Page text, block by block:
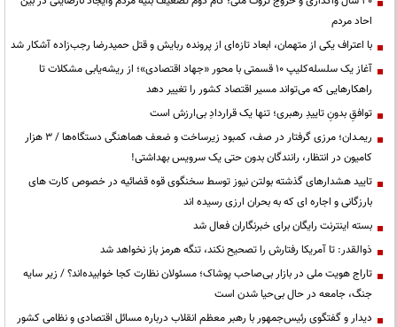
احاد مردم
با اعتراف یکی از متهمان، ابعاد تازه‌ای از پرونده ربایش و قتل حمیدرضا رجب‌زاده آشکار شد
آغاز یک سلسله‌کلیپ ۱۰ قسمتی با محور «جهاد اقتصادی»؛ از ریشه‌یابی مشکلات تا
راهکارهایی که می‌تواند مسیر اقتصاد کشور را تغییر دهد
توافقِ بدونِ تاییدِ رهبری؛ تنها یک قراردادِ بی‌ارزش است
ریمـدان؛ مرزی گرفتار در صف، کمبود زیرساخت و ضعف هماهنگی دستگاه‌ها / ۳ هزار
کامیون در انتظار، رانندگان بدون حتی یک سرویس بهداشتی!
تایید هشدارهای گذشته بولتن نیوز توسط سخنگوی قوه قضائیه در خصوص کارت های
بارزگانی و اجاره ای که به بحران ارزی رسیده اند
بسته اینترنت رایگان برای خبرنگاران فعال شد
ذوالقدر: تا آمریکا رفتارش را تصحیح نکند، تنگه هرمز باز نخواهد شد
تاراج هویت ملی در بازار بی‌صاحب پوشاک؛ مسئولان نظارت کجا خوابیده‌اند؟ / زیر سایه
جنگ، جامعه در حال بی‌حیا شدن است
دیدار و گفتگوی رئیس‌جمهور با رهبر معظم انقلاب درباره مسائل اقتصادی و نظامی کشور